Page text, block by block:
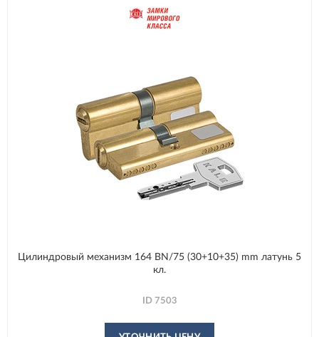
Цилиндровый механизм 164 BN/75 (30+10+35) mm латунь 5
кл.
ID 7503